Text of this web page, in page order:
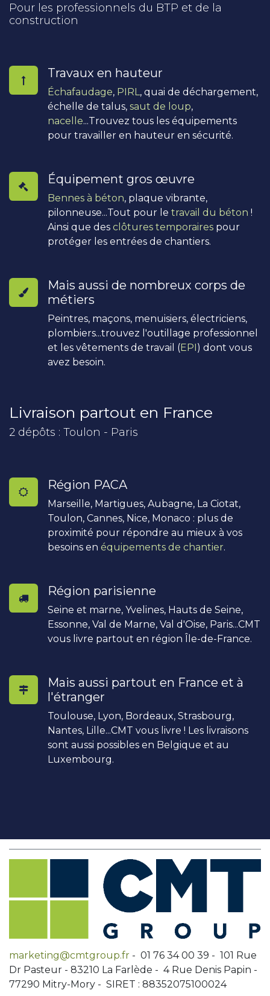
Pour les professionnels du BTP et de la
construction
Travaux en hauteur
Échafaudage, PIRL , quai de déchargement,
échelle de talus, saut de loup,
nacelle...Trouvez tous les équipements
pour travailler en hauteur en sécurité.
Équipement gros œuvre
Bennes à béton, plaque vibrante,
pilonneuse...Tout pour le travail du béton !
Ainsi que des clôtures temporaires pour
protéger les entrées de chantiers.
Mais aussi de nombreux corps de
métiers
Peintres, maçons, menuisiers, électriciens,
plombiers...trouvez l'outillage professionnel
et les vêtements de travail (EPI) dont vous
avez besoin.
Livraison partout en France
2 dépôts : Toulon - Paris
Région PACA
Marseille, Martigues, Aubagne, La Ciotat,
Toulon, Cannes, Nice, Monaco : plus de
proximité pour répondre au mieux à vos
besoins en équipements de chantier.
Région parisienne
Seine et marne, Yvelines, Hauts de Seine,
Essonne, Val de Marne, Val d'Oise, Paris...CMT
vous livre partout en région Île-de-France.
Mais aussi partout en France et à
l'étranger
Toulouse, Lyon, Bordeaux, Strasbourg,
Nantes, Lille...CMT vous livre ! Les livraisons
sont aussi possibles en Belgique et au
Luxembourg.
marketing@cmtgroup.fr - 01 76 34 00 39 - 101 Rue
Dr Pasteur - 83210 La Farlède - 4 Rue Denis Papin -
77290 Mitry-Mory - SIRET : 88352075100024